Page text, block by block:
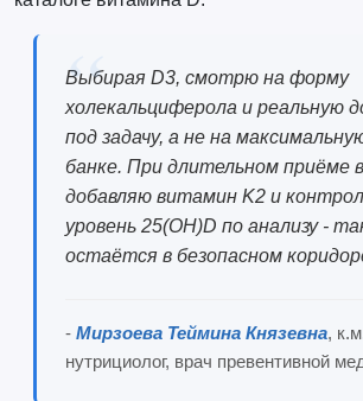
Выбирая D3, смотрю на форму
холекальциферола и реальную
под задачу, а не на
банке. При длительном приёме
добавляю витамин K2 и
уровень 25(OH)D по анализу -
остаётся в безопасном
- Мирзоева Теймина Князевна,
нутрициолог, врач превентивной